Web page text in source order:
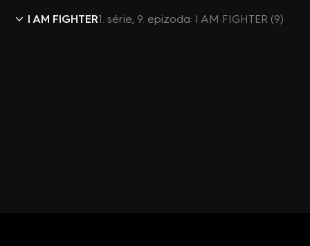
I AM FIGHTER1. série, 9. epizoda: I AM FIGHTER (9)